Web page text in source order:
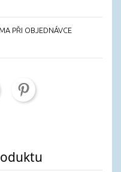
PŘI OBJEDNÁVCE